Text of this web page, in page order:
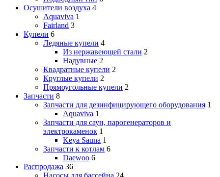
Осушители воздуха 4
Aquaviva 1
Fairland 3
Купели 6
Ледяные купели 4
Из нержавеющей стали 2
Надувные 2
Квадратные купели 2
Круглые купели 2
Прямоугольные купели 2
Запчасти 8
Запчасти для дезинфицирующего оборудования 1
Aquaviva 1
Запчасти для саун, парогенераторов и
электрокаменок 1
Keya Sauna 1
Запчасти к котлам 6
Daewoo 6
Распродажа 36